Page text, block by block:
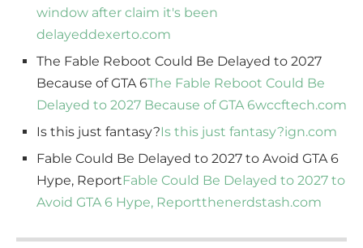
window after claim it's been
delayeddexerto.com
The Fable Reboot Could Be Delayed to 2027
Because of GTA 6The Fable Reboot Could Be
Delayed to 2027 Because of GTA 6wccftech.com
Is this just fantasy?Is this just fantasy?ign.com
Fable Could Be Delayed to 2027 to Avoid GTA 6
Hype, ReportFable Could Be Delayed to 2027 to
Avoid GTA 6 Hype, Reportthenerdstash.com